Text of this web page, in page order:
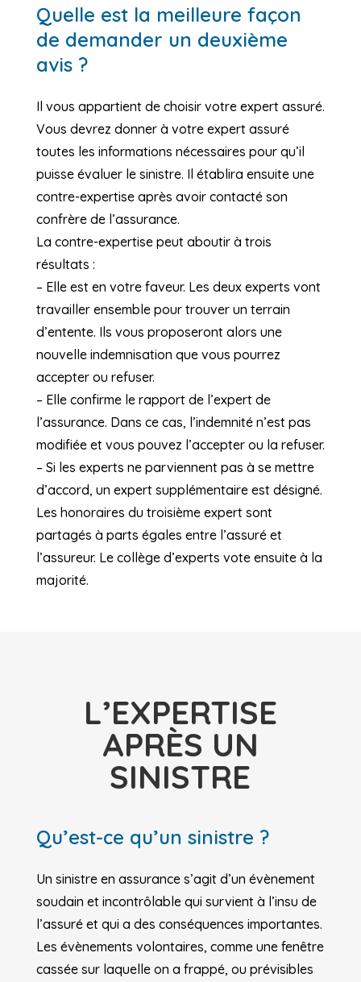
Quelle est la meilleure façon
de demander un deuxième
avis ?
Il vous appartient de choisir votre expert assuré.
Vous devrez donner à votre expert assuré
toutes les informations nécessaires pour qu’il
puisse évaluer le sinistre. Il établira ensuite une
contre-expertise après avoir contacté son
confrère de l’assurance.
La contre-expertise peut aboutir à trois
résultats :
– Elle est en votre faveur. Les deux experts vont
travailler ensemble pour trouver un terrain
d’entente. Ils vous proposeront alors une
nouvelle indemnisation que vous pourrez
accepter ou refuser.
– Elle confirme le rapport de l’expert de
l’assurance. Dans ce cas, l’indemnité n’est pas
modifiée et vous pouvez l’accepter ou la refuser.
– Si les experts ne parviennent pas à se mettre
d’accord, un expert supplémentaire est désigné.
Les honoraires du troisième expert sont
partagés à parts égales entre l’assuré et
l’assureur. Le collège d’experts vote ensuite à la
majorité.
L’EXPERTISE
APRÈS UN
SINISTRE
Qu’est-ce qu’un sinistre ?
Un sinistre en assurance s’agit d’un évènement
soudain et incontrôlable qui survient à l’insu de
l’assuré et qui a des conséquences importantes.
Les évènements volontaires, comme une fenêtre
cassée sur laquelle on a frappé, ou prévisibles